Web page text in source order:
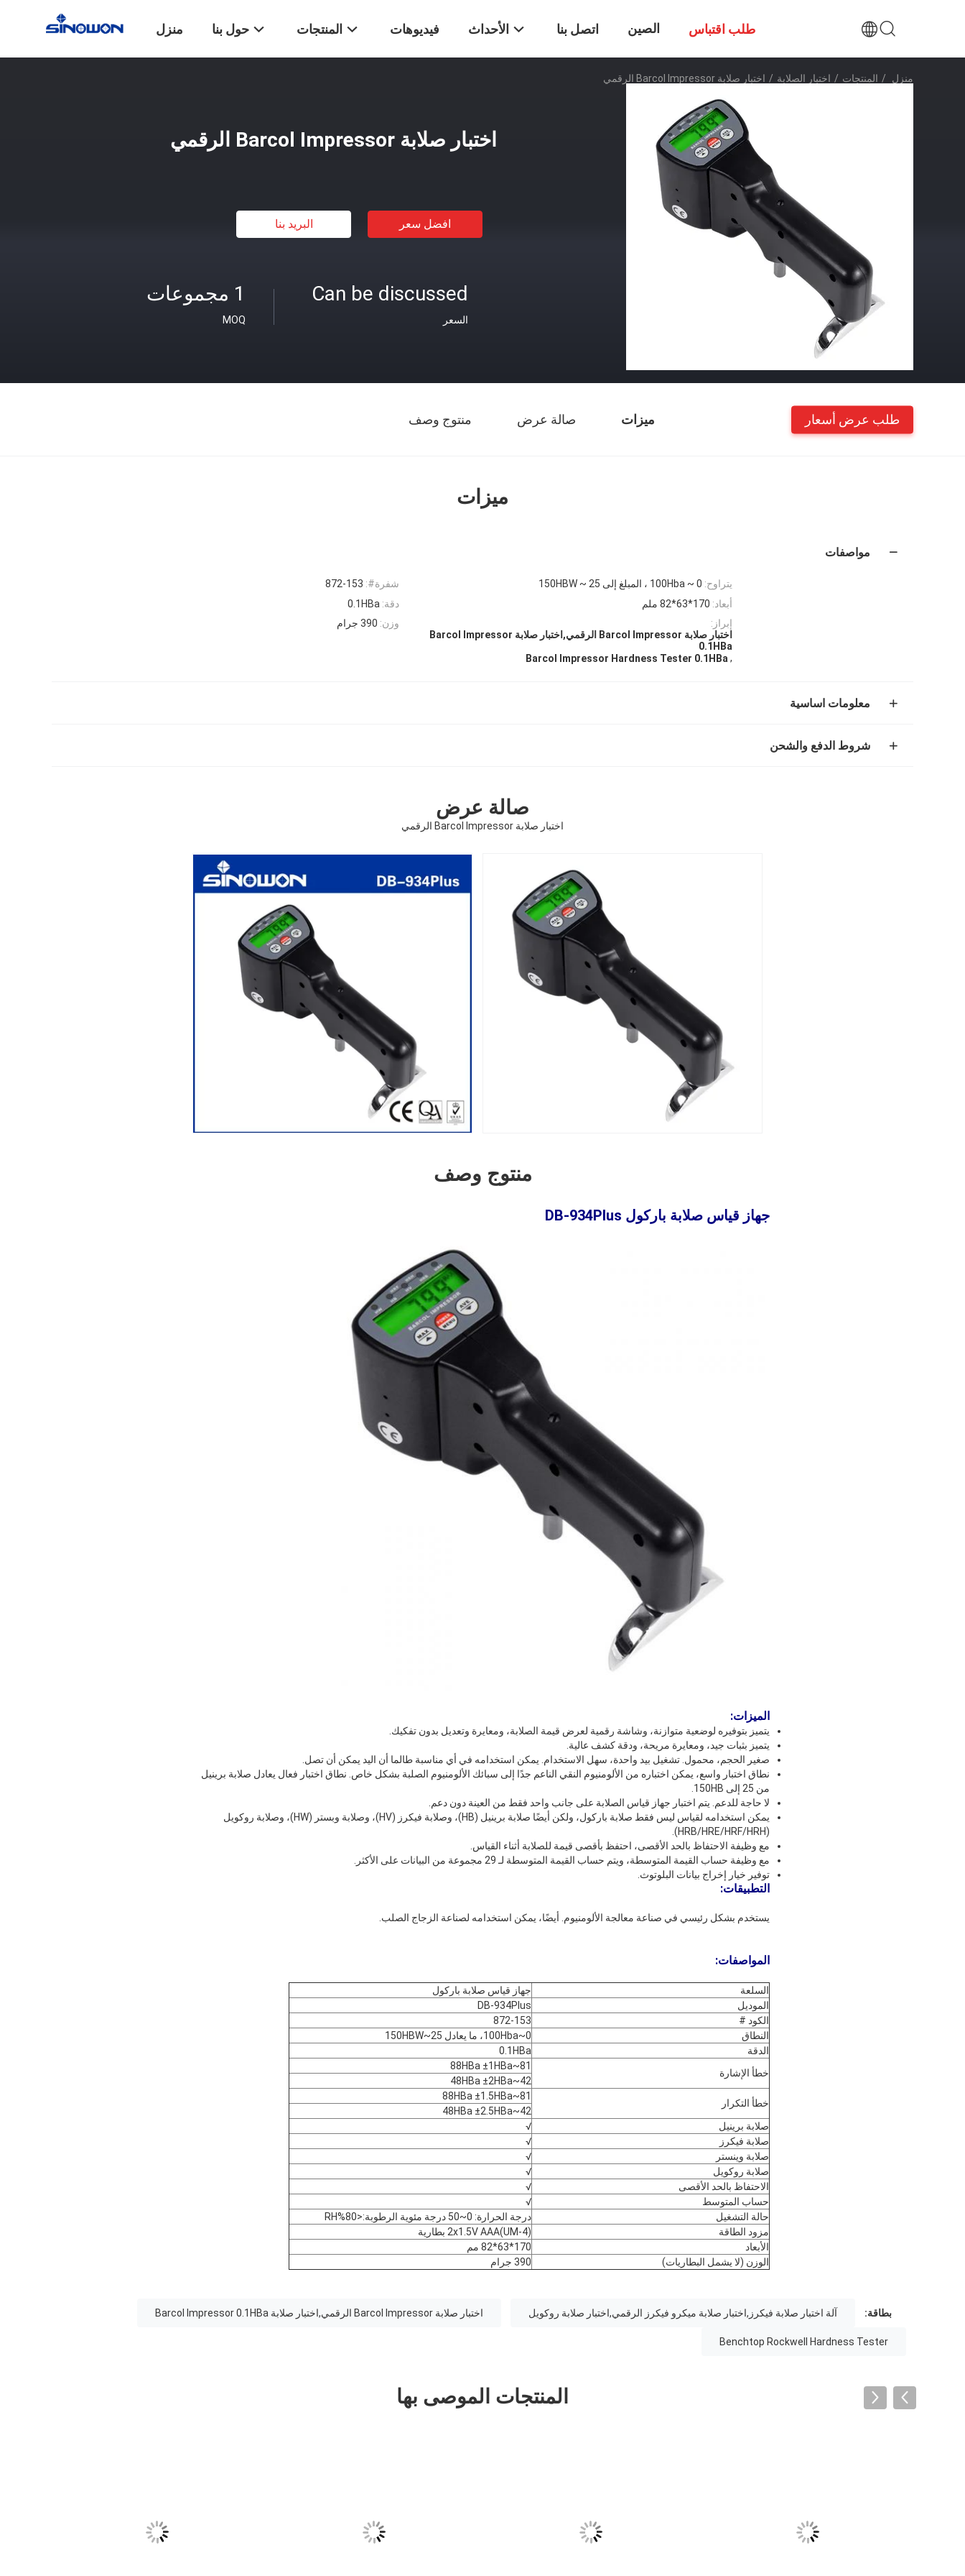
منزل حول بنا المنتجات فيديوهات الأحداث اتصل بنا الصين طلب اقتباس
منزل / المنتجات / اختبار الصلابة / اختبار صلابة Barcol Impressor الرقمي
اختبار صلابة Barcol Impressor الرقمي
افضل سعر البريد بنا
1 مجموعات
MOQ
Can be discussed
السعر
ميزات صالة عرض منتوج وصف طلب عرض أسعار
ميزات
مواصفات
شفرة#: 872-153 يتراوح: 0 ~ 100Hba ، المبلغ إلى 25 ~ 150HBW
دقة: 0.1HBa أبعاد: 170*63*82 ملم
وزن: 390 جرام
إبراز:
اختبار صلابة Barcol Impressor الرقمي,اختبار صلابة Barcol Impressor
0.1HBa
,
Barcol Impressor Hardness Tester 0.1HBa
معلومات اساسية
شروط الدفع والشحن
صالة عرض
اختبار صلابة Barcol Impressor الرقمي
منتوج وصف
جهاز قياس صلابة باركول DB-934Plus
الميزات:
يتميز بتوفيره لوضعية متوازنة، وشاشة رقمية لعرض قيمة الصلابة، ومعايرة وتعديل بدون تفكيك.
يتميز بثبات جيد، ومعايرة مريحة، ودقة كشف عالية.
صغير الحجم، محمول. تشغيل بيد واحدة، سهل الاستخدام. يمكن استخدامه في أي مناسبة طالما أن اليد يمكن أن تصل.
نطاق اختبار واسع، يمكن اختباره من الألومنيوم النقي الناعم جدًا إلى سبائك الألومنيوم الصلبة بشكل خاص. نطاق اختبار فعال يعادل صلابة برينيل
من 25 إلى 150HB.
لا حاجة للدعم. يتم اختبار جهاز قياس الصلابة على جانب واحد فقط من العينة دون دعم.
يمكن استخدامه لقياس ليس فقط صلابة باركول، ولكن أيضًا صلابة برينيل (HB)، وصلابة فيكرز (HV)، وصلابة وبستر (HW)، وصلابة روكويل
(HRB/HRE/HRF/HRH).
مع وظيفة الاحتفاظ بالحد الأقصى، احتفظ بأقصى قيمة للصلابة أثناء القياس.
مع وظيفة حساب القيمة المتوسطة، ويتم حساب القيمة المتوسطة لـ 29 مجموعة من البيانات على الأكثر.
توفير خيار إخراج بيانات البلوتوث.
التطبيقات:
يستخدم بشكل رئيسي في صناعة معالجة الألومنيوم. أيضًا، يمكن استخدامه لصناعة الزجاج الصلب.
المواصفات:
السلعة
جهاز قياس صلابة باركول
الموديل
DB-934Plus
الكود #
872-153
النطاق
0~100Hba، ما يعادل 25~150HBW
الدقة
0.1HBa
خطأ الإشارة
81~88HBa ±1HBa
42~48HBa ±2HBa
خطأ التكرار
81~88HBa ±1.5HBa
42~48HBa ±2.5HBa
صلابة برينيل
√
صلابة فيكرز
√
صلابة وينستر
√
صلابة روكويل
√
الاحتفاظ بالحد الأقصى
√
حساب المتوسط
√
حالة التشغيل
درجة الحرارة: 0~50 درجة مئوية الرطوبة:<80%RH
مزود الطاقة
2x1.5V AAA(UM-4) بطارية
الأبعاد
170*63*82 مم
الوزن (لا يشمل البطاريات)
390 جرام
بطاقة: آلة اختبار صلابة فيكرز,اختبار صلابة ميكرو فيكرز الرقمي,اختبار صلابة روكويل اختبار صلابة Barcol Impressor الرقمي,اختبار صلابة Barcol Impressor 0.1HBa
Benchtop Rockwell Hardness Tester
المنتجات الموصى بها